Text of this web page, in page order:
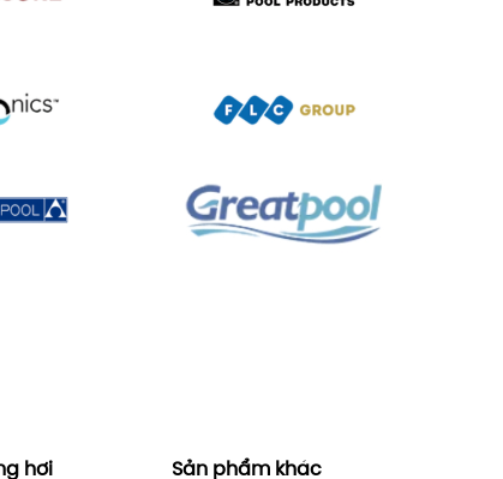
hơi Sản phẩm khác